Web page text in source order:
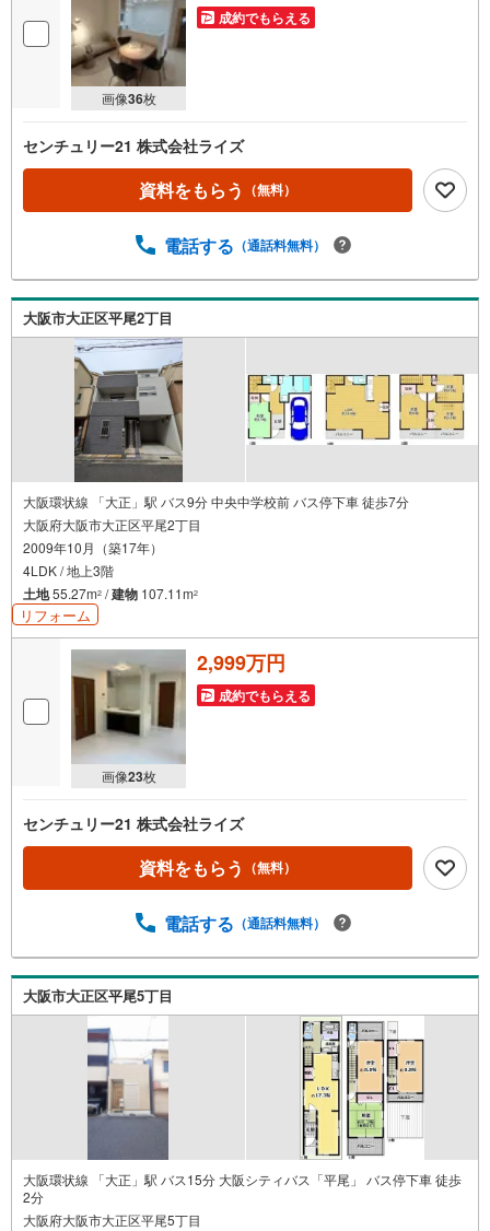
画像36枚
成約でもらえる
センチュリー21 株式会社ライズ
資料をもらう （無料）
電話する （通話料無料）
大阪市大正区平尾2丁目
大阪環状線 「大正」駅 バス9分 中央中学校前 バス停下車 徒歩7分
大阪府大阪市大正区平尾2丁目
2009年10月（築17年）
4LDK / 地上3階
土地55.27m2 /建物 107.11m2
リフォーム
画像23枚
2,999万円
成約でもらえる
センチュリー21 株式会社ライズ
資料をもらう （無料）
電話する （通話料無料）
大阪市大正区平尾5丁目
大阪環状線 「大正」駅 バス15分 大阪シティバス「平尾」 バス停下車 徒歩
2分
大阪府大阪市大正区平尾5丁目